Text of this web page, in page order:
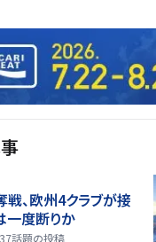
、欧州4クラブが接
一度断りか
話題の投稿